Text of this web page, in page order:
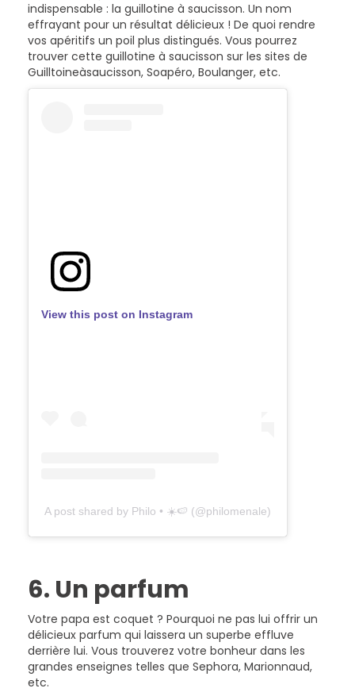
indispensable : la guillotine à saucisson. Un nom
effrayant pour un résultat délicieux ! De quoi rendre
vos apéritifs un poil plus distingués. Vous pourrez
trouver cette guillotine à saucisson sur les sites de
Guilltoineàsaucisson, Soapéro, Boulanger, etc.
View this post on Instagram
A post shared by Philo • ☀️🍉 (@philomenale)
6. Un parfum
Votre papa est coquet ? Pourquoi ne pas lui offrir un
délicieux parfum qui laissera un superbe effluve
derrière lui. Vous trouverez votre bonheur dans les
grandes enseignes telles que Sephora, Marionnaud,
etc.